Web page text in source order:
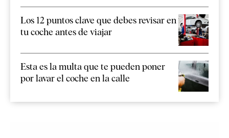
Los 12 puntos clave que debes revisar en
tu coche antes de viajar
Esta es la multa que te pueden poner
por lavar el coche en la calle